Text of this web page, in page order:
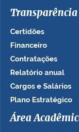
Transparência
Certidões
Financeiro
Contratações
Relatório anual
Cargos e Salários
Plano Estratégico
Área